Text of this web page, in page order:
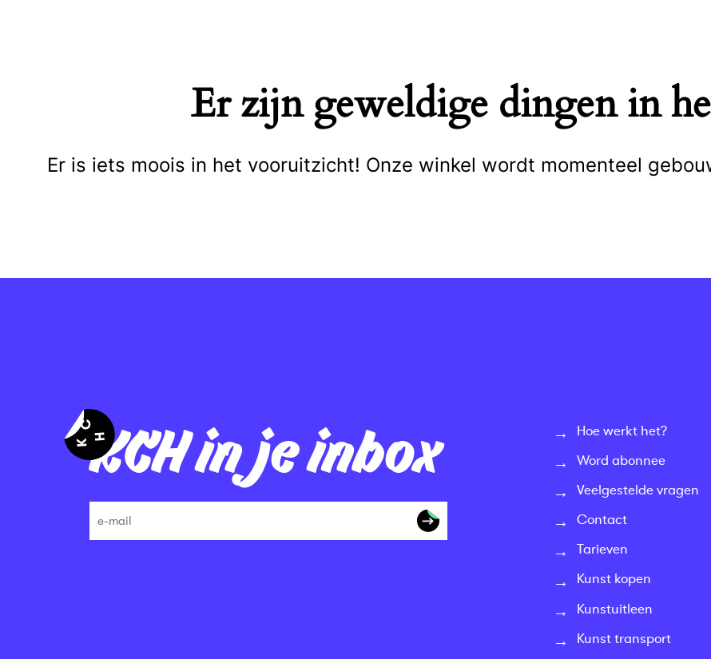
Er zijn geweldige dingen in
Er is iets moois in het vooruitzicht! Onze winkel wordt momenteel
KCH in je inbox
Hoe werkt het?
Word abonnee
Veelgestelde vragen
Contact
Tarieven
Kunst kopen
Kunstuitleen
Kunst transport